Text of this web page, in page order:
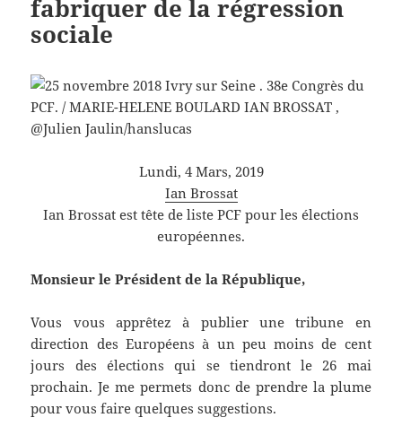
fabriquer de la régression
sociale
Lundi, 4 Mars, 2019
Ian Brossat
Ian Brossat est tête de liste PCF pour les élections
européennes.
Monsieur le Président de la République,
Vous vous apprêtez à publier une tribune en
direction des Européens à un peu moins de cent
jours des élections qui se tiendront le 26 mai
prochain. Je me permets donc de prendre la plume
pour vous faire quelques suggestions.